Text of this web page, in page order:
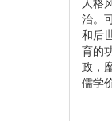
治。
和后
育的
政，
儒学